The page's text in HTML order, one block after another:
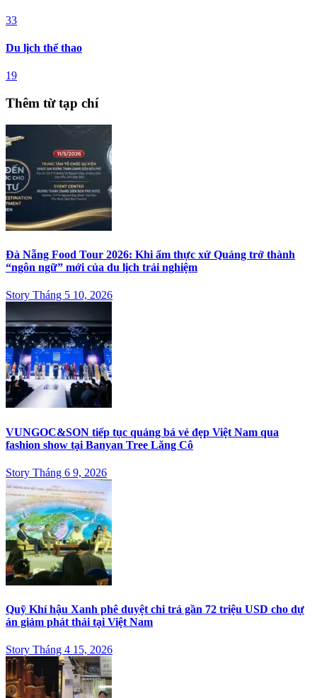
33
Du lịch thể thao
19
Thêm từ tạp chí
Đà Nẵng Food Tour 2026: Khi ẩm thực xứ Quảng trở thành
“ngôn ngữ” mới của du lịch trải nghiệm
Story Tháng 5 10, 2026
VUNGOC&SON tiếp tục quảng bá vẻ đẹp Việt Nam qua
fashion show tại Banyan Tree Lăng Cô
Story Tháng 6 9, 2026
Quỹ Khí hậu Xanh phê duyệt chi trả gần 72 triệu USD cho dự
án giảm phát thải tại Việt Nam
Story Tháng 4 15, 2026